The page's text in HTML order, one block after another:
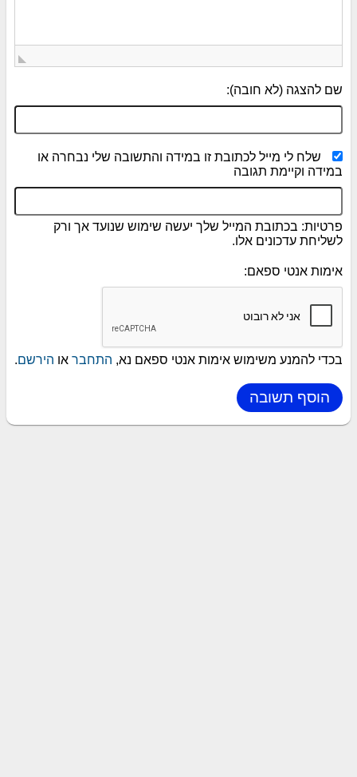
שם להצגה (לא חובה):
שלח לי מייל לכתובת זו במידה והתשובה שלי נבחרה או
במידה וקיימת תגובה
פרטיות: בכתובת המייל שלך יעשה שימוש שנועד אך ורק
לשליחת עדכונים אלו.
אימות אנטי ספאם:
בכדי להמנע משימוש אימות אנטי ספאם נא, התחבר או הירשם.